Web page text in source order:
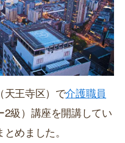
天王寺区）で介護職員
2級）講座を開講してい
めました。